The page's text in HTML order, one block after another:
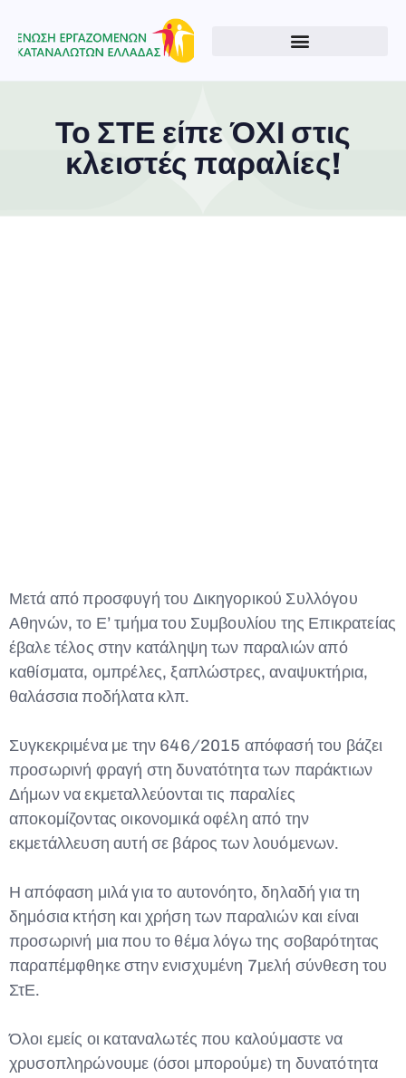
Το ΣΤΕ είπε ΌΧΙ στις
κλειστές παραλίες!
Μετά από προσφυγή του Δικηγορικού Συλλόγου
Αθηνών, το Ε’ τμήμα του Συμβουλίου της Επικρατείας
έβαλε τέλος στην κατάληψη των παραλιών από
καθίσματα, ομπρέλες, ξαπλώστρες, αναψυκτήρια,
θαλάσσια ποδήλατα κλπ.
Συγκεκριμένα με την 646/2015 απόφασή του βάζει
προσωρινή φραγή στη δυνατότητα των παράκτιων
Δήμων να εκμεταλλεύονται τις παραλίες
αποκομίζοντας οικονομικά οφέλη από την
εκμετάλλευση αυτή σε βάρος των λουόμενων.
Η απόφαση μιλά για το αυτονόητο, δηλαδή για τη
δημόσια κτήση και χρήση των παραλιών και είναι
προσωρινή μια που το θέμα λόγω της σοβαρότητας
παραπέμφθηκε στην ενισχυμένη 7μελή σύνθεση του
ΣτΕ.
Όλοι εμείς οι καταναλωτές που καλούμαστε να
χρυσοπληρώνουμε (όσοι μπορούμε) τη δυνατότητα